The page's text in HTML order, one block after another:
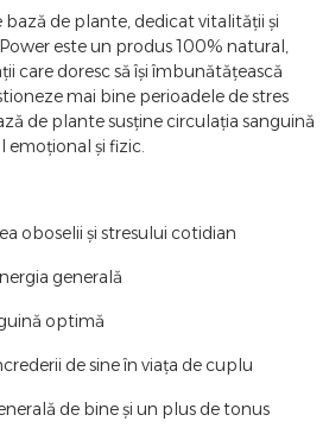
de plante, dedicat vitalității și
este un produs 100% natural,
care doresc să își îmbunătățească
mai bine perioadele de stres
de plante susține circulația sanguină
emoțional și fizic.
oboselii și stresului cotidian
generală
optimă
de sine în viața de cuplu
de bine și un plus de tonus